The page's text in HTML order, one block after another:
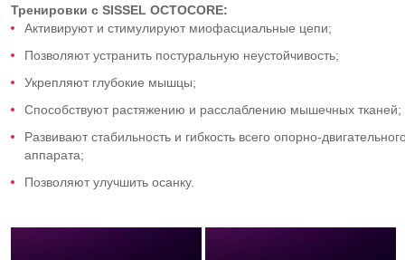
Тренировки с SISSEL OCTOCORE:
Активируют и стимулируют миофасциальные цепи;
Позволяют устранить постуральную неустойчивость;
Укрепляют глубокие мышцы;
Способствуют растяжению и расслаблению мышечных тканей;
Развивают стабильность и гибкость всего опорно-
аппарата;
Позволяют улучшить осанку.